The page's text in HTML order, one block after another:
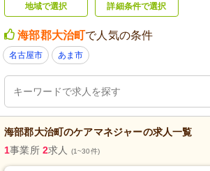
地域で選択 詳細条件で選択
海部郡大治町で人気の条件
名古屋市 あま市
海部郡大治町のケアマネジャーの求人一覧
1事業所 2求人 (1~30件)